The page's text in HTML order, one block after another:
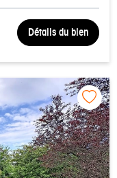
Détails du bien